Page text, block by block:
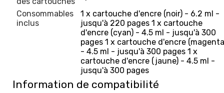
Consommables
inclus
1 x cartouche d'encre (noir) - 6.2 ml -
jusqu'à 220 pages 1 x cartouche
d'encre (cyan) - 4.5 ml - jusqu'à 300
pages 1 x cartouche d'encre
- 4.5 ml - jusqu'à 300 pages 1 x
cartouche d'encre (jaune) - 4.5 ml -
jusqu'à 300 pages
Information de compatibilité